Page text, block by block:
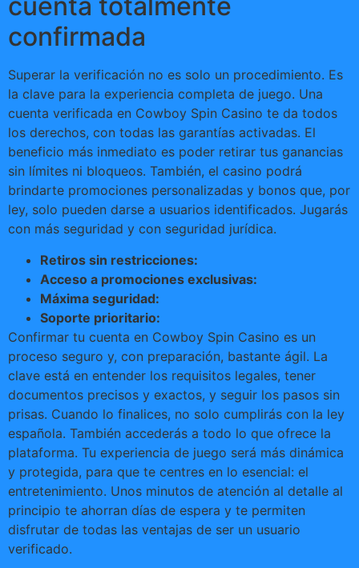
cuenta totalmente
confirmada
Superar la verificación no es solo un procedimiento. Es
la clave para la experiencia completa de juego. Una
cuenta verificada en Cowboy Spin Casino te da todos
los derechos, con todas las garantías activadas. El
beneficio más inmediato es poder retirar tus ganancias
sin límites ni bloqueos. También, el casino podrá
brindarte promociones personalizadas y bonos que, por
ley, solo pueden darse a usuarios identificados. Jugarás
con más seguridad y con seguridad jurídica.
Retiros sin restricciones:
Acceso a promociones exclusivas:
Máxima seguridad:
Soporte prioritario:
Confirmar tu cuenta en Cowboy Spin Casino es un
proceso seguro y, con preparación, bastante ágil. La
clave está en entender los requisitos legales, tener
documentos precisos y exactos, y seguir los pasos sin
prisas. Cuando lo finalices, no solo cumplirás con la ley
española. También accederás a todo lo que ofrece la
plataforma. Tu experiencia de juego será más dinámica
y protegida, para que te centres en lo esencial: el
entretenimiento. Unos minutos de atención al detalle al
principio te ahorran días de espera y te permiten
disfrutar de todas las ventajas de ser un usuario
verificado.